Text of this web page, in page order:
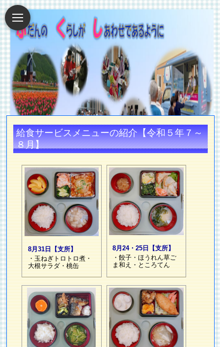
給食サービスメニューの紹介【令和５年７～
８月】
8月31日【支所】
・玉ねぎトロトロ煮・
大根サラダ・桃缶
8月24・25日【支所】
・餃子・ほうれん草ご
ま和え・ところてん